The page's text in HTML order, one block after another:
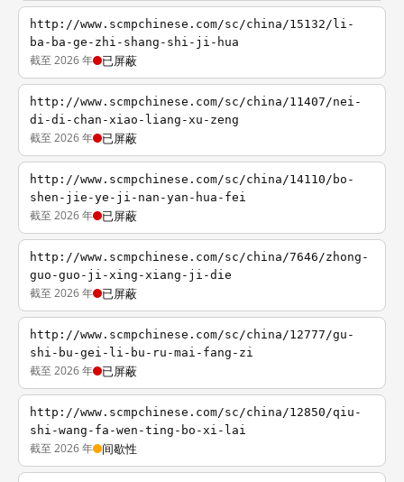
http://www.scmpchinese.com/sc/china/15132/li-
ba-ba-ge-zhi-shang-shi-ji-hua
截至 2026 年 已屏蔽
http://www.scmpchinese.com/sc/china/11407/nei-
di-di-chan-xiao-liang-xu-zeng
截至 2026 年 已屏蔽
http://www.scmpchinese.com/sc/china/14110/bo-
shen-jie-ye-ji-nan-yan-hua-fei
截至 2026 年 已屏蔽
http://www.scmpchinese.com/sc/china/7646/zhong-
guo-guo-ji-xing-xiang-ji-die
截至 2026 年 已屏蔽
http://www.scmpchinese.com/sc/china/12777/gu-
shi-bu-gei-li-bu-ru-mai-fang-zi
截至 2026 年 已屏蔽
http://www.scmpchinese.com/sc/china/12850/qiu-
shi-wang-fa-wen-ting-bo-xi-lai
截至 2026 年 间歇性